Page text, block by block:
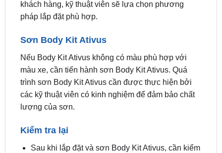
Sơn Body Kit Ativus
màu xe, cần tiến hành sơn Body Kit Ativus. Quá
trình sơn Body Kit Ativus cần được thực hiện bởi
các kỹ thuật viên có kinh nghiệm để đảm bảo chất
lượng của sơn.
Kiểm tra lại
tra lại toàn bộ các chi tiết để đảm bảo Body Kit
Ativus được lắp đặt đúng vị trí và không có bất